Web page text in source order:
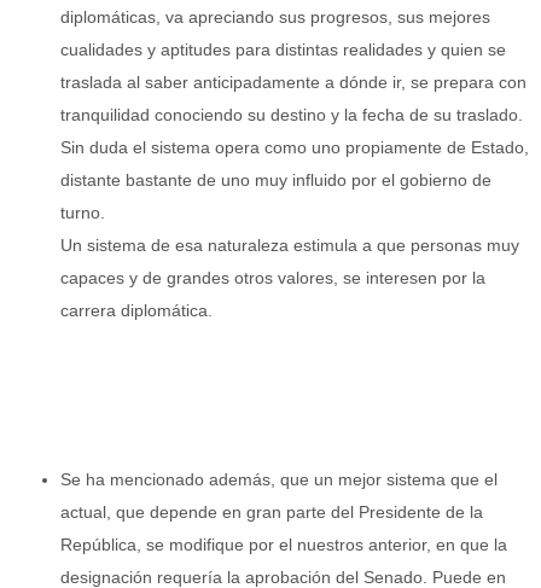
diplomáticas, va apreciando sus progresos, sus mejores
cualidades y aptitudes para distintas realidades y quien se
traslada al saber anticipadamente a dónde ir, se prepara con
tranquilidad conociendo su destino y la fecha de su traslado.
Sin duda el sistema opera como uno propiamente de Estado,
distante bastante de uno muy influido por el gobierno de
turno.
Un sistema de esa naturaleza estimula a que personas muy
capaces y de grandes otros valores, se interesen por la
carrera diplomática.
Se ha mencionado además, que un mejor sistema que el
actual, que depende en gran parte del Presidente de la
República, se modifique por el nuestros anterior, en que la
designación requería la aprobación del Senado. Puede en